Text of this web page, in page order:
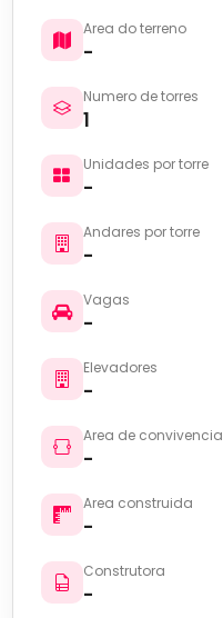
Area do terreno
-
Numero de torres
1
Unidades por torre
-
Andares por torre
-
Vagas
-
Elevadores
-
Area de convivencia
-
Area construida
-
Construtora
-